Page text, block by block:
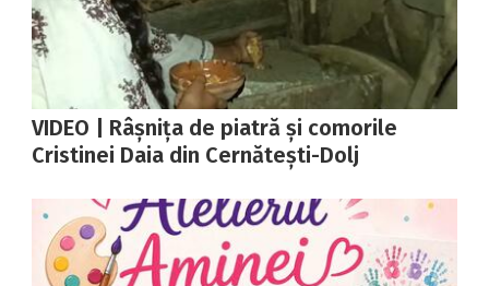
VIDEO | Râșnița de piatră și comorile
Cristinei Daia din Cernătești-Dolj